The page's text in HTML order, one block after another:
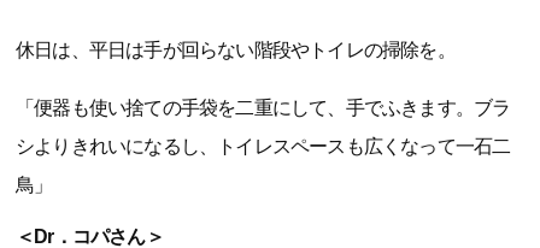
休日は、平日は手が回らない階段やトイレの掃除を。
「便器も使い捨ての手袋を二重にして、手でふきます。ブラ
シよりきれいになるし、トイレスペースも広くなって一石二
鳥」
＜Dr．コパさん＞